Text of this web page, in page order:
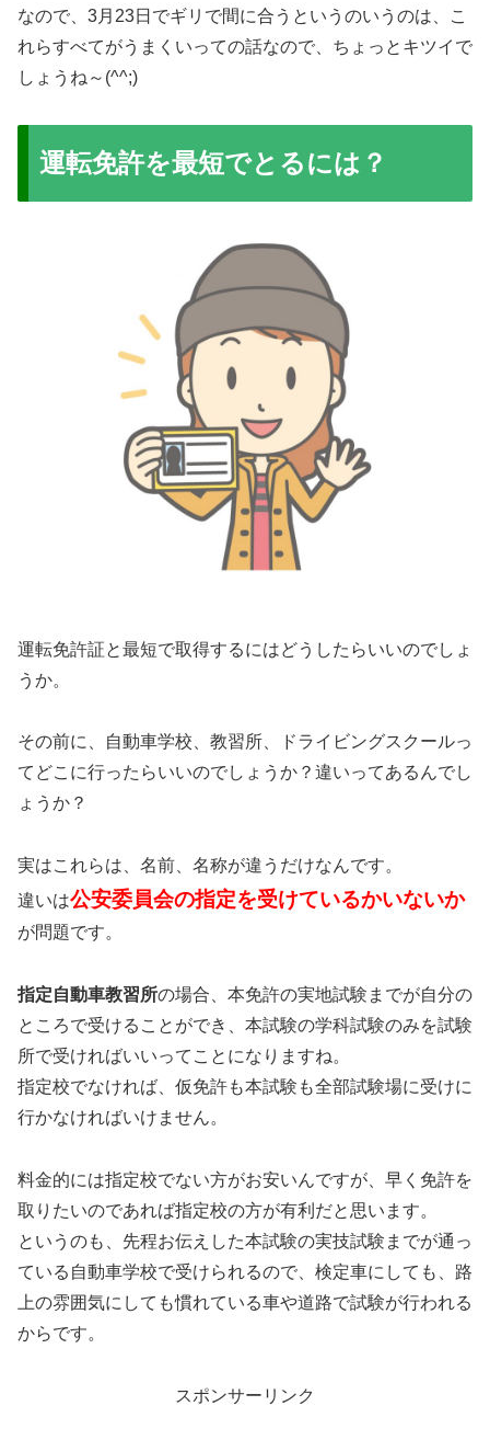
なので、3月23日でギリで間に合うというのいうのは、こ
れらすべてがうまくいっての話なので、ちょっとキツイで
しょうね～(^^;)
運転免許を最短でとるには？
運転免許証と最短で取得するにはどうしたらいいのでしょ
うか。
その前に、自動車学校、教習所、ドライビングスクールっ
てどこに行ったらいいのでしょうか？違いってあるんでし
ょうか？
実はこれらは、名前、名称が違うだけなんです。
違いは公安委員会の指定を受けているかいないか
が問題です。
指定自動車教習所の場合、本免許の実地試験までが自分の
ところで受けることができ、本試験の学科試験のみを試験
所で受ければいいってことになりますね。
指定校でなければ、仮免許も本試験も全部試験場に受けに
行かなければいけません。
料金的には指定校でない方がお安いんですが、早く免許を
取りたいのであれば指定校の方が有利だと思います。
というのも、先程お伝えした本試験の実技試験までが通っ
ている自動車学校で受けられるので、検定車にしても、路
上の雰囲気にしても慣れている車や道路で試験が行われる
からです。
スポンサーリンク